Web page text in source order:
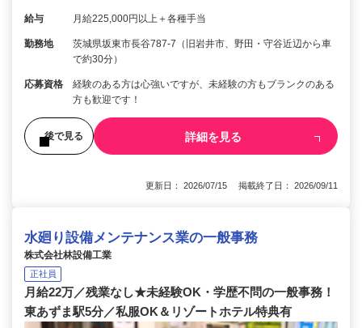
給与 月給225,000円以上＋各種手当
勤務地
茨城県坂東市長谷787-7（旧岩井市、野田・守谷近辺から車
で約30分）
応募資格
経験のある方は心強いですが、未経験の方もブランクのある
方も歓迎です！
後で見る 詳細を見る
更新日： 2026/07/15 掲載終了日： 2026/09/11
水廻り設備メンテナンス業の一般事務
株式会社林設備工業
正社員
月給22万／残業なし★未経験OK・学歴不問の一般事務！
東あずま駅5分／私服OK＆リゾートホテル特典有